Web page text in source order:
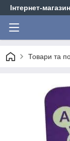
Інтернет-
Товари та